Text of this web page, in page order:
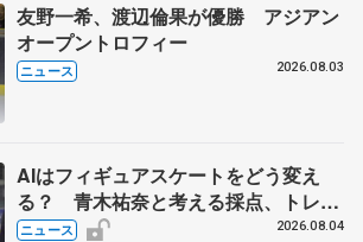
友野一希、渡辺倫果が優勝 アジアン
オープントロフィー
ニュース 2026.08.03
AIはフィギュアスケートをどう変え
る？ 青木祐奈と考える採点、トレー
ニングの未来
ニュース 2026.08.04